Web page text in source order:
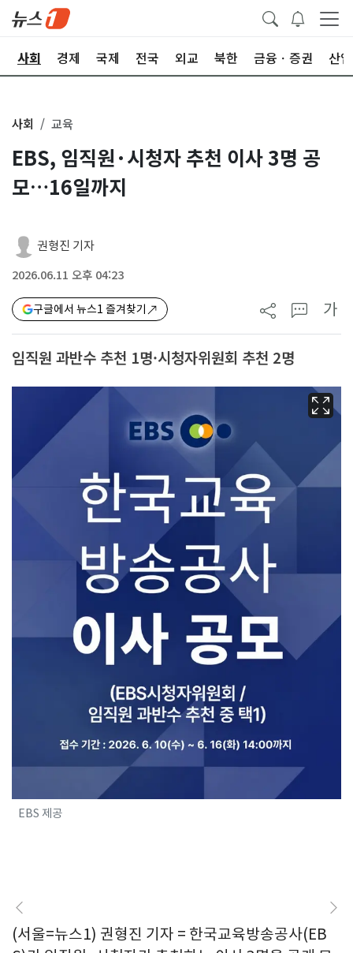
사회 경제 국제 전국 외교 북한 금융ㆍ증권 산업
사회 교육
EBS, 임직원·시청자 추천 이사 3명 공
모…16일까지
권형진 기자
2026.06.11 오후 04:23
구글에서 뉴스1 즐겨찾기 가
임직원 과반수 추천 1명·시청자위원회 추천 2명
EBS 제공
(서울=뉴스1) 권형진 기자 = 한국교육방송공사(EB